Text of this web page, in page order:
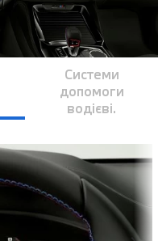
Системи
допомоги
водієві.